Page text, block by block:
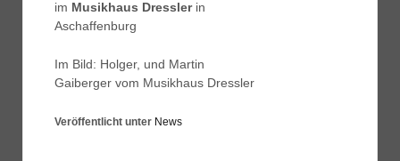
im Musikhaus Dresslerin
Aschaffenburg
Im Bild: Holger, und Martin
Gaiberger vom Musikhaus Dressler
Veröffentlicht unter News